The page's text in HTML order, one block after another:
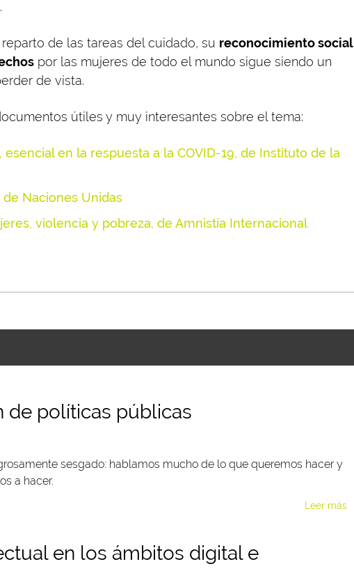
de las tareas del cuidado, su reconocimiento social
por las mujeres de todo el mundo sigue siendo un
de vista.
útiles y muy interesantes sobre el tema:
en la respuesta a la COVID-19, de Instituto de la
de Naciones Unidas
violencia y pobreza, de Amnistía Internacional
de políticas públicas
sesgado: hablamos mucho de lo que queremos hacer y
a hacer.
Leer más
en los ámbitos digital e